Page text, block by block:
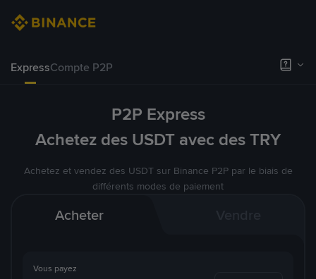
ExpressCompte P2P
P2P Express
Achetez des USDT avec des TRY
Achetez et vendez des USDT sur Binance P2P par le biais de
différents modes de paiement
Acheter
Vous payez